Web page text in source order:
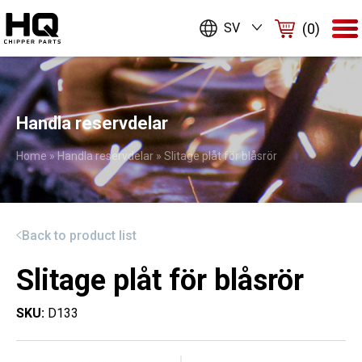
SV (0)
Handla reservdelar
Home » Handla reservdelar » Slitage plåt för blåsrör
Back to product list
Slitage plåt för blåsrör
SKU: D133